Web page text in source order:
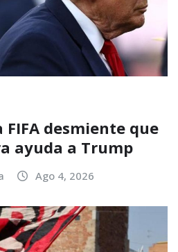
FIFA desmiente que
ayuda a Trump
Ago 4, 2026